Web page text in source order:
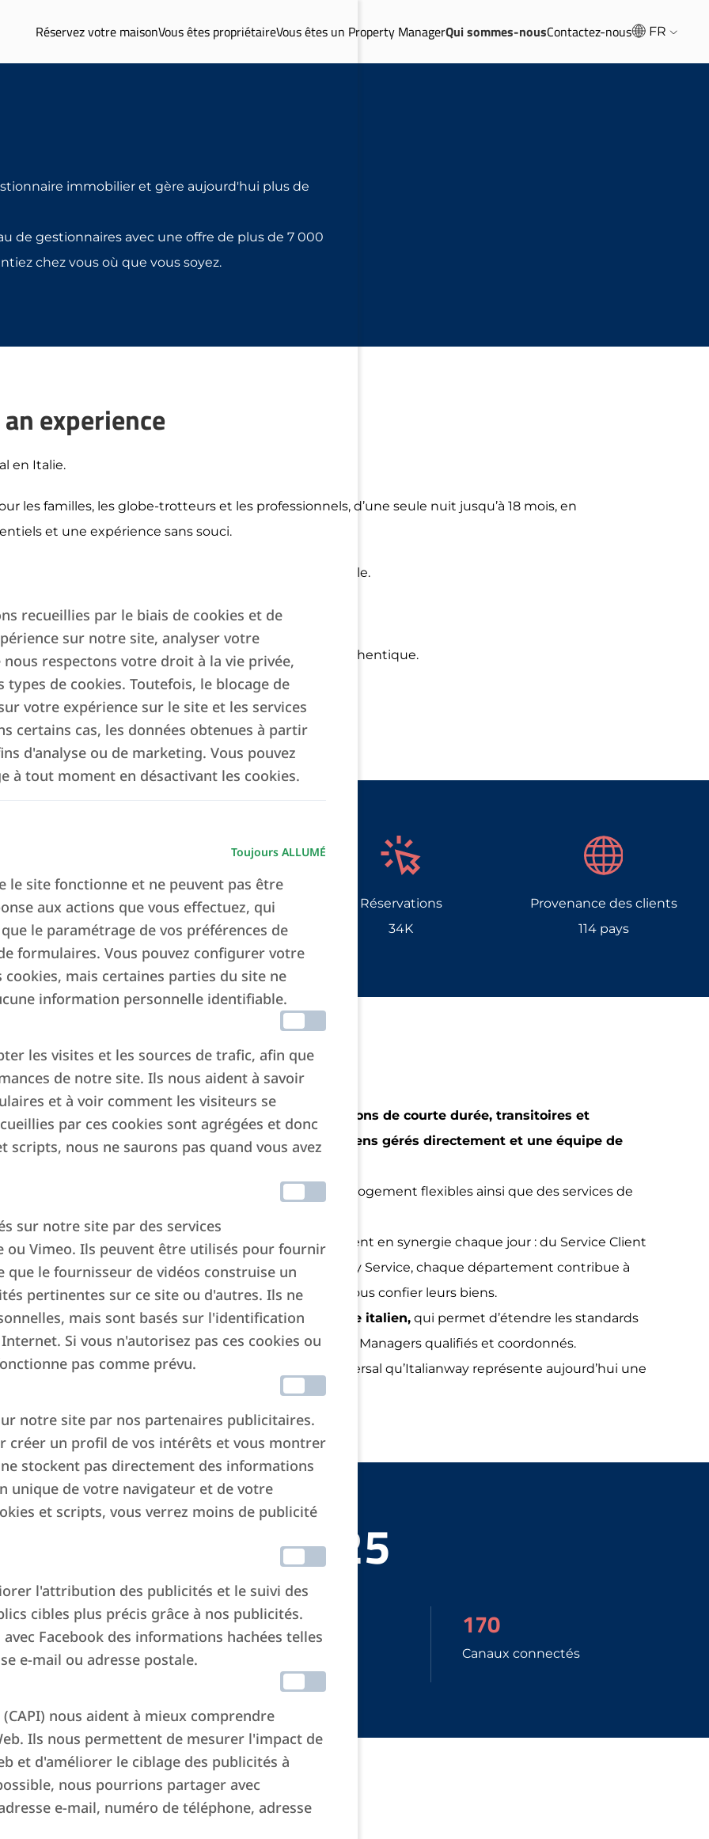
Réservez votre maisonVous êtes propriétaireVous êtes un Property ManagerQui sommes-nousContactez-nous FR
immobilier et gère aujourd'hui plus de
de gestionnaires avec une offre de plus de 7 000
chez vous où que vous soyez.
experience
en Italie.
les familles, les globe-trotteurs et les professionnels, d’une seule nuit jusqu’à 18 mois, en
et une expérience sans souci.
l’ameublissons pour vous offrir qualité, confort et style.
tout ce dont vous avez besoin.
la réservation au départ, pour vivre une expérience authentique.
vous sentiez vraiment chez vous.
Lits
2.300
Membres de l'équipe
130
Réservations
34K
Provenance des clients
114 pays
qu’entreprise spécialisée dans la gestion de locations de courte durée, transitoires et
opérateurs du secteur, avec plus de 700 biens gérés directement et une équipe de
devenir une structure capable d’offrir des solutions de logement flexibles ainsi que des services de
intégrée composée d’équipes spécialisées qui opèrent en synergie chaque jour : du Service Client
Commercial et Administratif, jusqu’au Property Service, chaque département contribue à
aux clients qu’aux propriétaires qui choisissent de nous confier leurs biens.
d’unréseau de partenaires sur tout le territoire italien, qui permet d’étendre les standards
national, créant ainsi un écosystème de Property Managers qualifiés et coordonnés.
de projet partenaire et de professionnalisme transversal qu’Italianway représente aujourd’hui une
en Italie.
chiffres de 2025
123 mln 170
Canaux connectés
recueillies par le biais de cookies et de
sur notre site, analyser votre
respectons votre droit à la vie privée,
de cookies. Toutefois, le blocage de
votre expérience sur le site et les services
certains cas, les données obtenues à partir
d'analyse ou de marketing. Vous pouvez
à tout moment en désactivant les cookies.
Toujours ALLUMÉ
le site fonctionne et ne peuvent pas être
aux actions que vous effectuez, qui
le paramétrage de vos préférences de
formulaires. Vous pouvez configurer votre
mais certaines parties du site ne
information personnelle identifiable.
les visites et les sources de trafic, afin que
de notre site. Ils nous aident à savoir
et à voir comment les visiteurs se
par ces cookies sont agrégées et donc
scripts, nous ne saurons pas quand vous avez
sur notre site par des services
ou Vimeo. Ils peuvent être utilisés pour fournir
le fournisseur de vidéos construise un
pertinentes sur ce site ou d'autres. Ils ne
mais sont basés sur l'identification
Si vous n'autorisez pas ces cookies ou
pas comme prévu.
notre site par nos partenaires publicitaires.
créer un profil de vos intérêts et vous montrer
stockent pas directement des informations
unique de votre navigateur et de votre
et scripts, vous verrez moins de publicité
l'attribution des publicités et le suivi des
cibles plus précis grâce à nos publicités.
Facebook des informations hachées telles
e-mail ou adresse postale.
nous aident à mieux comprendre
Ils nous permettent de mesurer l'impact de
et d'améliorer le ciblage des publicités à
nous pourrions partager avec
e-mail, numéro de téléphone, adresse